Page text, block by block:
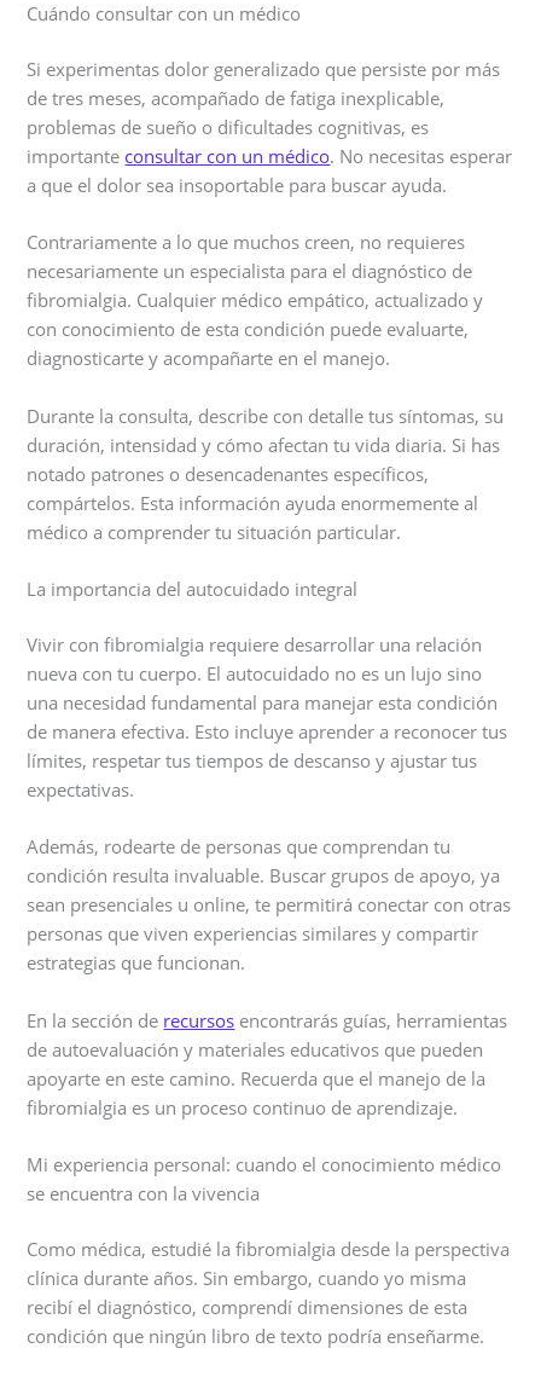
Cuándo consultar con un médico
Si experimentas dolor generalizado que persiste por más
de tres meses, acompañado de fatiga inexplicable,
problemas de sueño o dificultades cognitivas, es
importante consultar con un médico. No necesitas esperar
a que el dolor sea insoportable para buscar ayuda.
Contrariamente a lo que muchos creen, no requieres
necesariamente un especialista para el diagnóstico de
fibromialgia. Cualquier médico empático, actualizado y
con conocimiento de esta condición puede evaluarte,
diagnosticarte y acompañarte en el manejo.
Durante la consulta, describe con detalle tus síntomas, su
duración, intensidad y cómo afectan tu vida diaria. Si has
notado patrones o desencadenantes específicos,
compártelos. Esta información ayuda enormemente al
médico a comprender tu situación particular.
La importancia del autocuidado integral
Vivir con fibromialgia requiere desarrollar una relación
nueva con tu cuerpo. El autocuidado no es un lujo sino
una necesidad fundamental para manejar esta condición
de manera efectiva. Esto incluye aprender a reconocer tus
límites, respetar tus tiempos de descanso y ajustar tus
expectativas.
Además, rodearte de personas que comprendan tu
condición resulta invaluable. Buscar grupos de apoyo, ya
sean presenciales u online, te permitirá conectar con otras
personas que viven experiencias similares y compartir
estrategias que funcionan.
En la sección de recursos encontrarás guías, herramientas
de autoevaluación y materiales educativos que pueden
apoyarte en este camino. Recuerda que el manejo de la
fibromialgia es un proceso continuo de aprendizaje.
Mi experiencia personal: cuando el conocimiento médico
se encuentra con la vivencia
Como médica, estudié la fibromialgia desde la perspectiva
clínica durante años. Sin embargo, cuando yo misma
recibí el diagnóstico, comprendí dimensiones de esta
condición que ningún libro de texto podría enseñarme.